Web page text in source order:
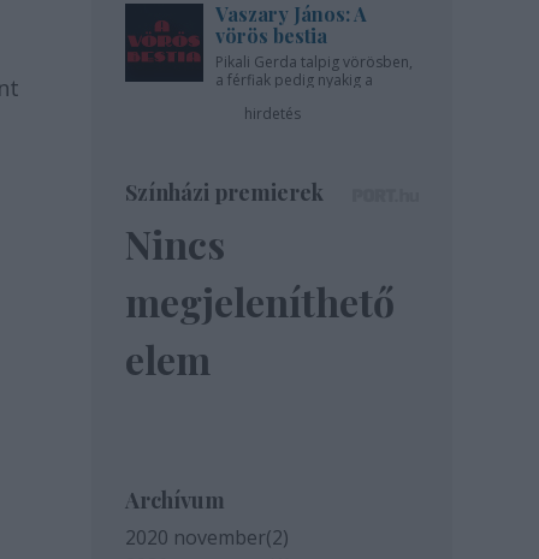
Vaszary János: A
vörös bestia
Pikali Gerda talpig vörösben,
a férfiak pedig nyakig a
hirdetés
Színházi premierek
Nincs
megjeleníthető
elem
Archívum
2020 november(2)